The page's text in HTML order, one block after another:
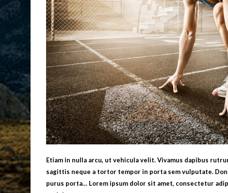
Etiam in nulla arcu, ut vehicula velit. Vivamus dapibus
sagittis neque a tortor tempor in porta sem vulputate.
purus porta… Lorem ipsum dolor sit amet, consectetur